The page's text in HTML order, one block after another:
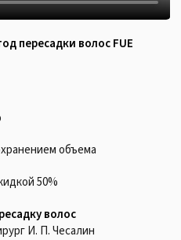
пересадки волос FUE
волос
И. П. Чесалин